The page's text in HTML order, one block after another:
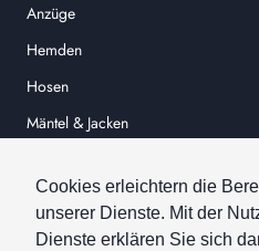
Cookies erleichtern die
unserer Dienste. Mit der
Dienste erklären Sie sich
Anzüge
Hemden
Hosen
Mäntel & Jacken
© HEINER